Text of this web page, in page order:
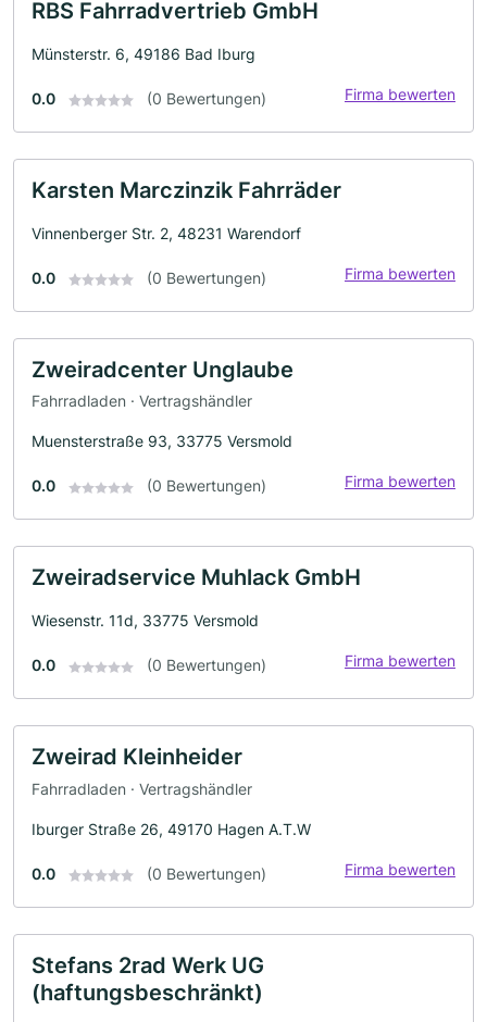
RBS Fahrradvertrieb GmbH
Münsterstr. 6, 49186 Bad Iburg
0.0 (0 Bewertungen) Firma bewerten
Karsten Marczinzik Fahrräder
Vinnenberger Str. 2, 48231 Warendorf
0.0 (0 Bewertungen) Firma bewerten
Zweiradcenter Unglaube
Fahrradladen · Vertragshändler
Muensterstraße 93, 33775 Versmold
0.0 (0 Bewertungen) Firma bewerten
Zweiradservice Muhlack GmbH
Wiesenstr. 11d, 33775 Versmold
0.0 (0 Bewertungen) Firma bewerten
Zweirad Kleinheider
Fahrradladen · Vertragshändler
Iburger Straße 26, 49170 Hagen A.T.W
0.0 (0 Bewertungen) Firma bewerten
Stefans 2rad Werk UG
(haftungsbeschränkt)